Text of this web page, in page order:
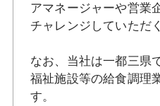
アマネージャーや営業
チャレンジしていただ
なお、当社は一都三県
福祉施設等の給食調理
す。